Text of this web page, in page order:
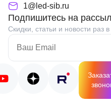
1@led-sib.ru
Подпишитесь на
Скидки, статьи и новости раз